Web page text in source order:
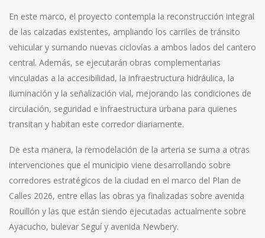
En este marco, el proyecto contempla la reconstrucción integral
de las calzadas existentes, ampliando los carriles de tránsito
vehicular y sumando nuevas ciclovías a ambos lados del cantero
central. Además, se ejecutarán obras complementarias
vinculadas a la accesibilidad, la infraestructura hidráulica, la
iluminación y la señalización vial, mejorando las condiciones de
circulación, seguridad e infraestructura urbana para quienes
transitan y habitan este corredor diariamente.
De esta manera, la remodelación de la arteria se suma a otras
intervenciones que el municipio viene desarrollando sobre
corredores estratégicos de la ciudad en el marco del Plan de
Calles 2026, entre ellas las obras ya finalizadas sobre avenida
Rouillón y las que están siendo ejecutadas actualmente sobre
Ayacucho, bulevar Seguí y avenida Newbery.